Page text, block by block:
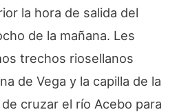
la hora de salida del
de la mañana. Les
trechos riosellanos
de Vega y la capilla de la
cruzar el río Acebo para